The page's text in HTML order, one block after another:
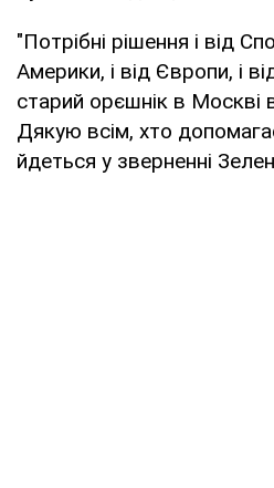
"Потрібні рішення і від
Америки, і від Європи, і
старий орєшнік в
Дякую всім, хто
йдеться у зверненні